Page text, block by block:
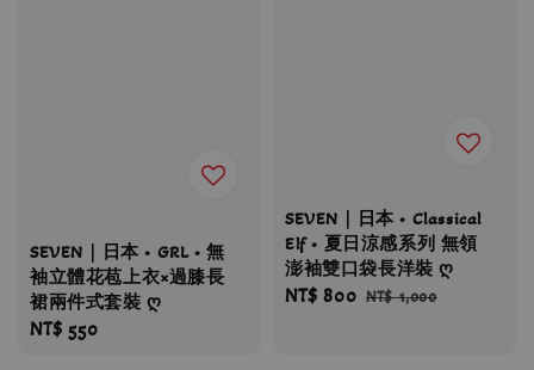
SEVEN｜日本 • GRL • 無
袖立體花苞上衣×過膝長
裙兩件式套裝 ღ
Regular
NT$ 550
SEVEN｜日本 • Classical
Elf • 夏日涼感系列 無領
澎袖雙口袋長洋裝 ღ
Sale
NT$ 800 Regular
NT$ 1,000